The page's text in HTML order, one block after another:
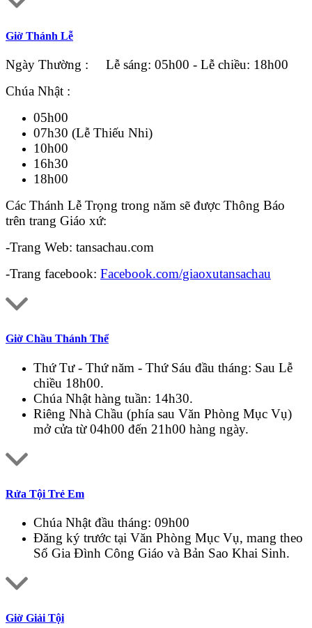
Giờ Thánh Lễ
Ngày Thường : Lễ sáng: 05h00 - Lễ chiều: 18h00
Chúa Nhật :
05h00
07h30 (Lễ Thiếu Nhi)
10h00
16h30
18h00
Các Thánh Lễ Trọng trong năm sẽ được Thông Báo
trên trang Giáo xứ:
-Trang Web: tansachau.com
-Trang facebook: Facebook.com/giaoxutansachau
Giờ Chầu Thánh Thể
Thứ Tư - Thứ năm - Thứ Sáu đầu tháng: Sau Lễ
chiều 18h00.
Chúa Nhật hàng tuần: 14h30.
Riêng Nhà Chầu (phía sau Văn Phòng Mục Vụ)
mở cửa từ 04h00 đến 21h00 hàng ngày.
Rửa Tội Trẻ Em
Chúa Nhật đầu tháng: 09h00
Đăng ký trước tại Văn Phòng Mục Vụ, mang theo
Sổ Gia Đình Công Giáo và Bản Sao Khai Sinh.
Giờ Giải Tội